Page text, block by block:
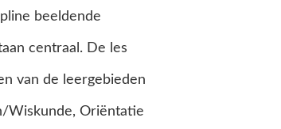
beeldende
centraal. De les
van de leergebieden
Wiskunde, Oriëntatie